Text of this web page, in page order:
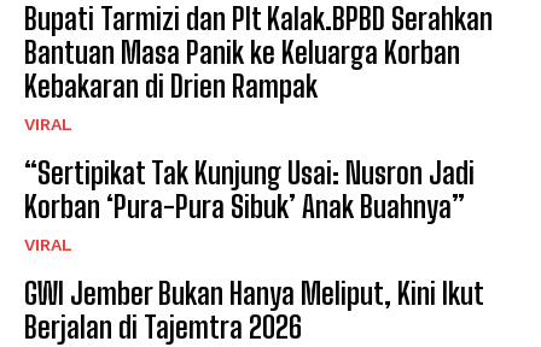
Bupati Tarmizi dan Plt Kalak.BPBD Serahkan
Bantuan Masa Panik ke Keluarga Korban
Kebakaran di Drien Rampak
VIRAL
“Sertipikat Tak Kunjung Usai: Nusron Jadi
Korban ‘Pura-Pura Sibuk’ Anak Buahnya”
VIRAL
GWI Jember Bukan Hanya Meliput, Kini Ikut
Berjalan di Tajemtra 2026